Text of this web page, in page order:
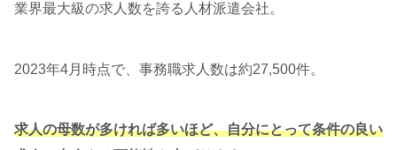
業界最大級の求人数を誇る人材派遣会社。
2023年4月時点で、事務職求人数は約27,500件。
求人の母数が多ければ多いほど、自分にとって条件の良い